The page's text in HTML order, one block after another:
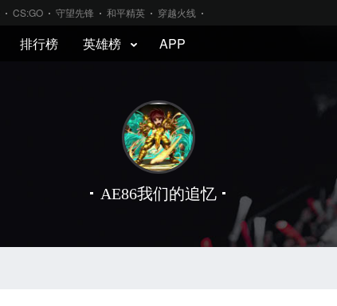
CS:GO 守望先锋 和平精英 穿越火线
排行榜 英雄榜 APP
AE86我们的追忆